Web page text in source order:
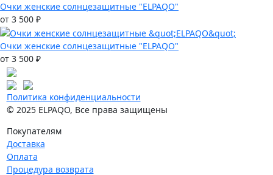
Очки женские солнцезащитные "ELPAQO"
от 3 500 ₽
Очки женские солнцезащитные "ELPAQO"
от 3 500 ₽
Политика конфиденциальности
© 2025 ELPAQO, Все права защищены
Покупателям
Доставка
Оплата
Процедура возврата